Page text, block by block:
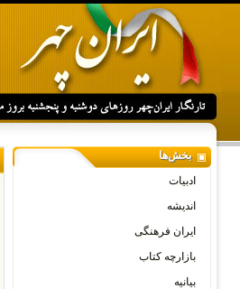
بخش‌ها
ادبیات
اندیشه
ایران فرهنگی
بازارچه کتاب
بیانیه